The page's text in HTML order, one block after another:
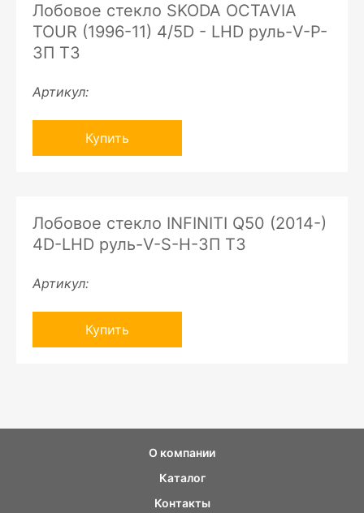
Лобовое стекло SKODA OCTAVIA
TOUR (1996-11) 4/5D - LHD руль-V-P-
ЗП ТЗ
Артикул:
Купить
Лобовое стекло INFINITI Q50 (2014-)
4D-LHD руль-V-S-H-ЗП ТЗ
Артикул:
Купить
О компании
Каталог
Контакты